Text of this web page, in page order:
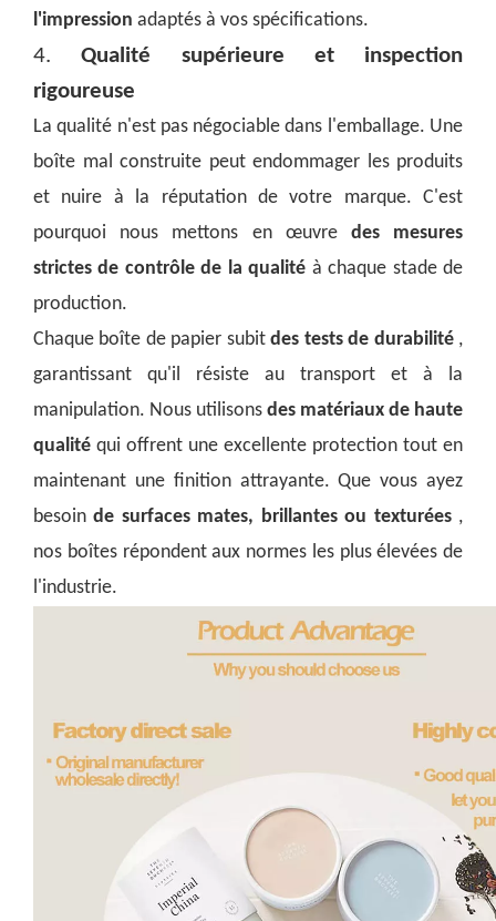
l'impression adaptés à vos spécifications.
4.Qualité supérieure et inspection
rigoureuse
La qualité n'est pas négociable dans l'emballage. Une
boîte mal construite peut endommager les produits
et nuire à la réputation de votre marque. C'est
pourquoi nous mettons en œuvre des mesures
strictes de contrôle de la qualité à chaque stade de
production.
Chaque boîte de papier subitdes tests de durabilité ,
garantissant qu'il résiste au transport et à la
manipulation. Nous utilisons des matériaux de haute
qualité qui offrent une excellente protection tout en
maintenant une finition attrayante. Que vous ayez
besoinde surfaces mates, brillantes ou texturées ,
nos boîtes répondent aux normes les plus élevées de
l'industrie.